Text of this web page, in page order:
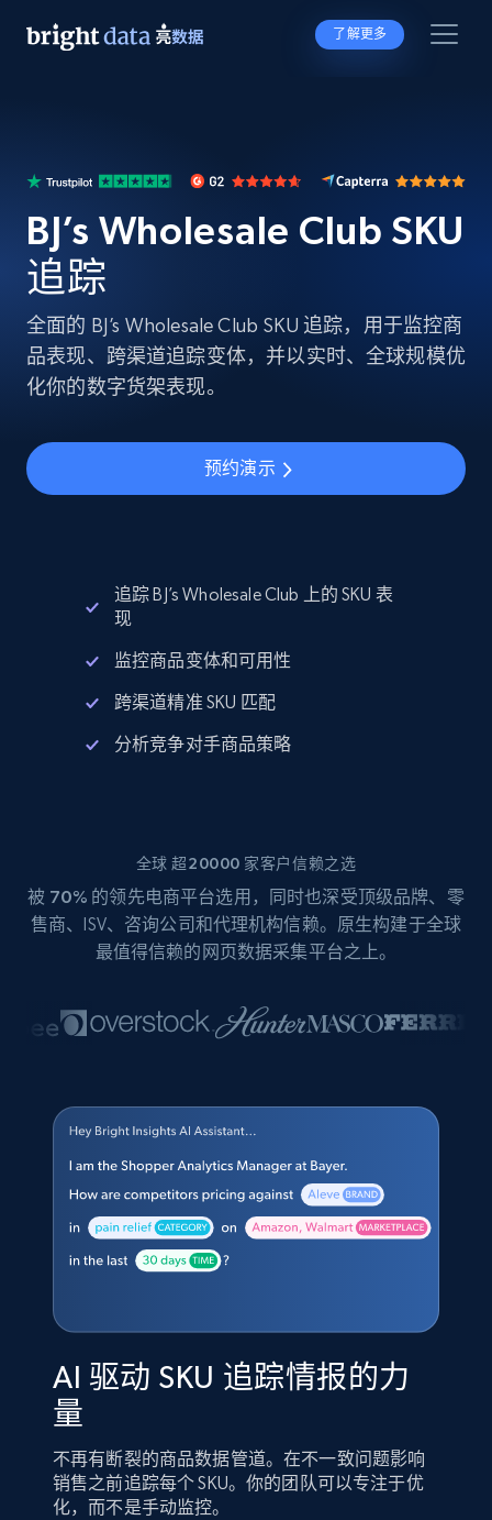
了解更多
BJ’s Wholesale Club SKU
追踪
全面的 BJ’s Wholesale Club SKU 追踪，用于监控商
品表现、跨渠道追踪变体，并以实时、全球规模优
化你的数字货架表现。
预约演示
追踪 BJ’s Wholesale Club 上的 SKU 表
现
监控商品变体和可用性
跨渠道精准 SKU 匹配
分析竞争对手商品策略
全球 超20000 家客户信赖之选
被 70% 的领先电商平台选用，同时也深受顶级品牌、零
售商、ISV、咨询公司和代理机构信赖。原生构建于全球
最值得信赖的网页数据采集平台之上。
AI 驱动 SKU 追踪情报的力
量
不再有断裂的商品数据管道。在不一致问题影响
销售之前追踪每个 SKU。你的团队可以专注于优
化，而不是手动监控。